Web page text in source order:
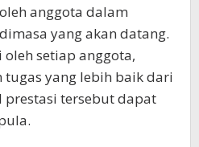
anggota dalam
yang akan datang.
setiap anggota,
tugas yang lebih baik dari
tersebut dapat